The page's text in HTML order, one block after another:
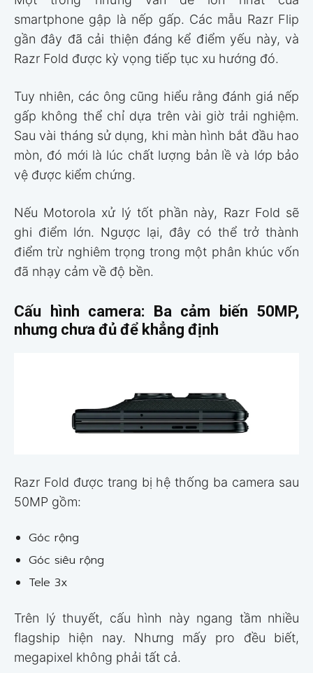
smartphone gập là nếp gấp. Các mẫu Razr Flip
gần đây đã cải thiện đáng kể điểm yếu này, và
Razr Fold được kỳ vọng tiếp tục xu hướng đó.
Tuy nhiên, các ông cũng hiểu rằng đánh giá nếp
gấp không thể chỉ dựa trên vài giờ trải nghiệm.
Sau vài tháng sử dụng, khi màn hình bắt đầu hao
mòn, đó mới là lúc chất lượng bản lề và lớp bảo
vệ được kiểm chứng.
Nếu Motorola xử lý tốt phần này, Razr Fold sẽ
ghi điểm lớn. Ngược lại, đây có thể trở thành
điểm trừ nghiêm trọng trong một phân khúc vốn
đã nhạy cảm về độ bền.
Cấu hình camera: Ba cảm biến 50MP,
nhưng chưa đủ để khẳng định
Razr Fold được trang bị hệ thống ba camera sau
50MP gồm:
Góc rộng
Góc siêu rộng
Tele 3x
Trên lý thuyết, cấu hình này ngang tầm nhiều
flagship hiện nay. Nhưng mấy pro đều biết,
megapixel không phải tất cả.